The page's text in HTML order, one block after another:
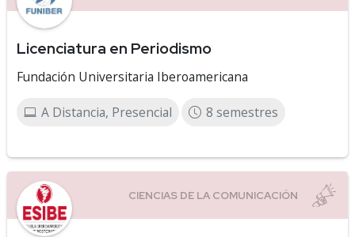
Licenciatura en Periodismo
Fundación Universitaria Iberoamericana
A Distancia, Presencial 8 semestres